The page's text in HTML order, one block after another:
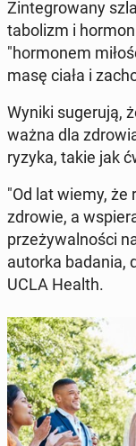
Zin­te­growany
tab­o­lizm i
"hor­monem
masę ciała i
Wyniki sugeru­ją,
ważna dla
ryzyka, takie jak
"Od lat wiemy, że
zdrowie, a
przeży­wal­noś­ci
autorka badania,
UCLA Health.